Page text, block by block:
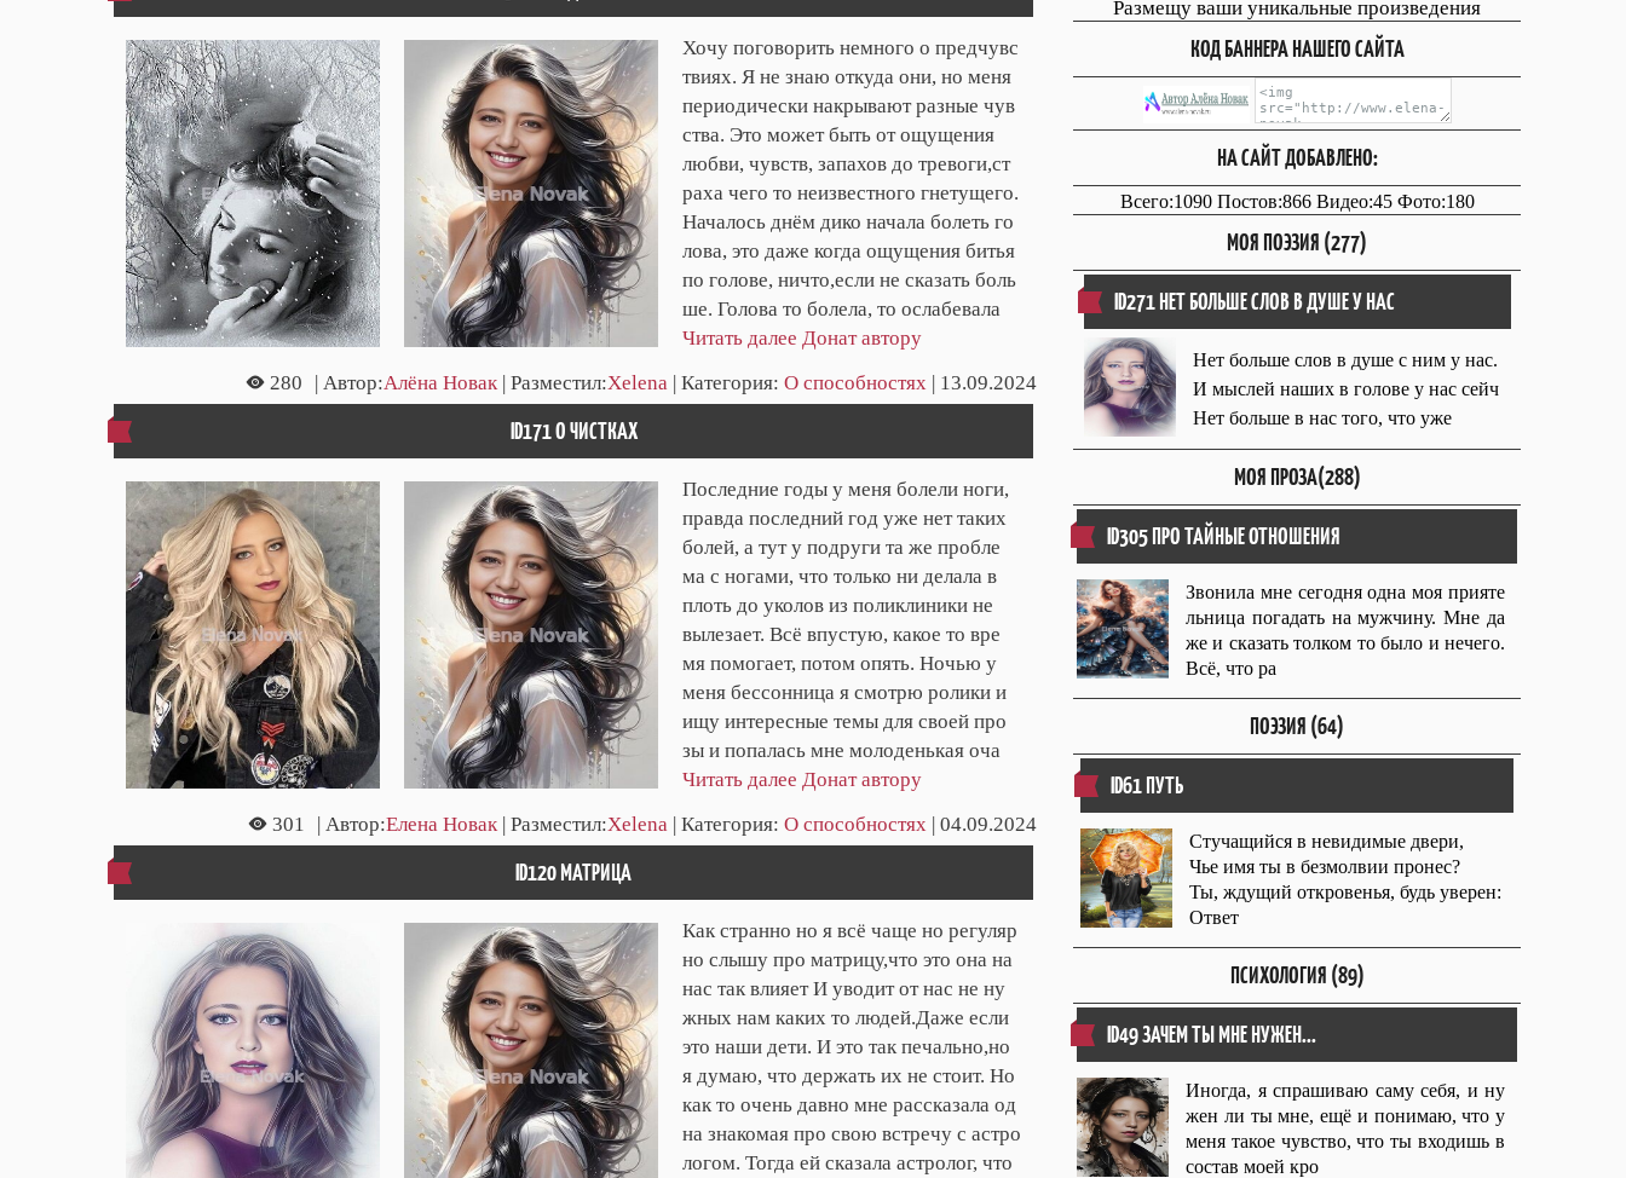
Хочу поговорить немного о предчувс
твиях. Я не знаю откуда они, но меня
периодически накрывают разные чув
ства. Это может быть от ощущения
любви, чувств, запахов до тревоги,ст
раха чего то неизвестного гнетущего.
Началось днём дико начала болеть го
лова, это даже когда ощущения битья
по голове, ничто,если не сказать боль
ше. Голова то болела, то ослабевала
Читать далее Донат автору
280
| Автор:Алёна Новак| Разместил:Xelena | Категория: О способностях | 13.09.2024
ID171 О ЧИСТКАХ
Последние годы у меня болели ноги,
правда последний год уже нет таких
болей, а тут у подруги та же пробле
ма с ногами, что только ни делала в
плоть до уколов из поликлиники не
вылезает. Всё впустую, какое то вре
мя помогает, потом опять. Ночью у
меня бессонница я смотрю ролики и
ищу интересные темы для своей про
зы и попалась мне молоденькая оча
Читать далее Донат автору
301
| Автор:Елена Новак| Разместил:Xelena | Категория: О способностях | 04.09.2024
ID120 МАТРИЦА
Как странно но я всё чаще но регуляр
но слышу про матрицу,что это она на
нас так влияет И уводит от нас не ну
жных нам каких то людей.Даже если
это наши дети. И это так печально,но
я думаю, что держать их не стоит. Но
как то очень давно мне рассказала од
на знакомая про свою встречу с астро
логом. Тогда ей сказала астролог, что
Размещу ваши уникальные произведения
КОД БАННЕРА НАШЕГО САЙТА
НА САЙТ ДОБАВЛЕНО:
Всего:1090 Постов:866 Видео:45 Фото:180
МОЯ ПОЭЗИЯ (277)
ID271 НЕТ БОЛЬШЕ СЛОВ В ДУШЕ У НАС
Нет больше слов в душе с ним у нас.
И мыслей наших в голове у нас сейч
Нет больше в нас того, что уже
МОЯ ПРОЗА(288)
ID305 ПРО ТАЙНЫЕ ОТНОШЕНИЯ
Звонила мне сегодня одна моя прияте
льница погадать на мужчину. Мне да
же и сказать толком то было и нечего.
Всë, что ра
ПОЭЗИЯ (64)
ID61 ПУТЬ
Стучащийся в невидимые двери,
Чье имя ты в безмолвии пронес?
Ты, ждущий откровенья, будь уверен:
Ответ
ПСИХОЛОГИЯ (89)
ID49 ЗАЧЕМ ТЫ МНЕ НУЖЕН...
Иногда, я спрашиваю саму себя, и ну
жен ли ты мне, ещё и понимаю, что у
меня такое чувство, что ты входишь в
состав моей кро